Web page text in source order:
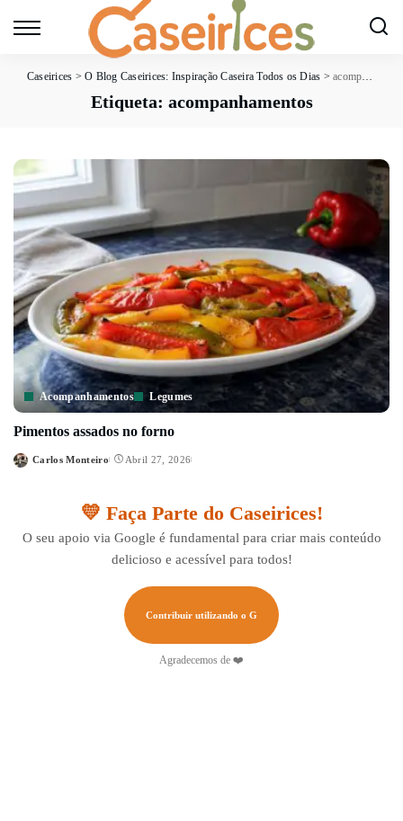
Caseirices >O Blog Caseirices: Inspiração Caseira Todos os Dias >acompanhamentos
Etiqueta: acompanhamentos
Acompanhamentos Legumes
Pimentos assados no forno
Posted
Carlos Monteiro Abril 27, 2026
💛 Faça Parte do Caseirices!
O seu apoio via Google é fundamental para criar mais conteúdo
delicioso e acessível para todos!
Contribuir utilizando o G
Agradecemos de ❤️